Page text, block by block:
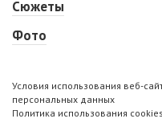
Сюжеты
Фото
Условия использования веб-
персональных данных
Политика использования cookies